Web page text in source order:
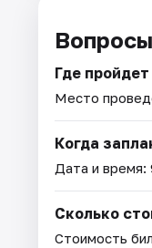
Где
Место
Когда
Дата и время:
Сколько
Стоимость